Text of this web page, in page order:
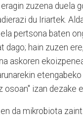
zuzena duela
du Iriartek.
pertsona baten
dago; hain zuzen
askoren
izan dezake
da mikrobiota